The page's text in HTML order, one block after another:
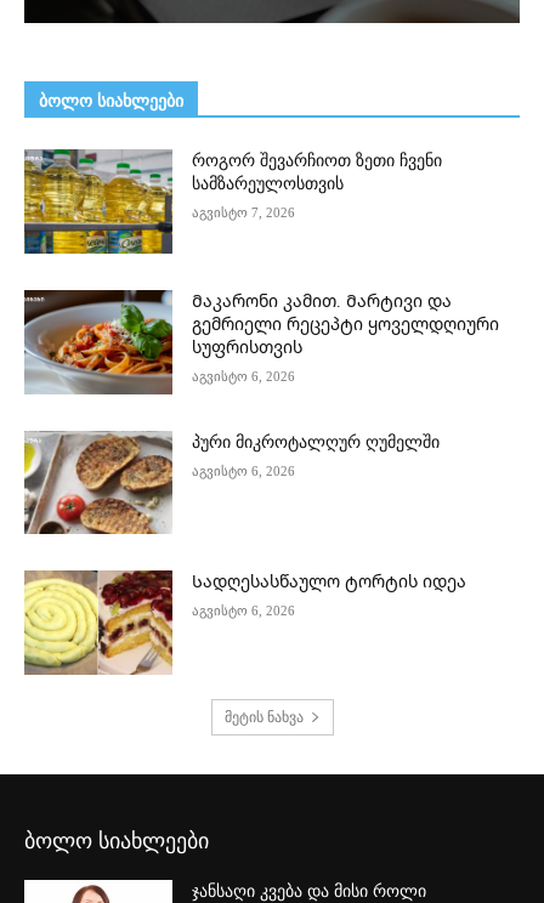
ᲑᲝᲚᲝ ᲡᲘᲐᲮᲚᲔᲔᲑᲘ
როგორ შევარჩიოთ ზეთი ჩვენი
სამზარეულოსთვის
აგვისტო 7, 2026
Მაკარონი კამით. Მარტივი და
გემრიელი რეცეპტი ყოველდღიური
სუფრისთვის
აგვისტო 6, 2026
პური მიკროტალღურ ღუმელში
აგვისტო 6, 2026
Სადღესასწაულო ტორტის იდეა
აგვისტო 6, 2026
მეტის ნახვა
ბოლო სიახლეები
ჯანსაღი კვება და მისი როლი